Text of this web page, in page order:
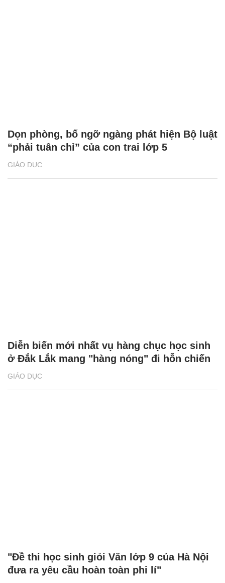
GIÁO DỤC
Dọn phòng, bố ngỡ ngàng phát hiện Bộ luật
“phải tuân chỉ” của con trai lớp 5
GIÁO DỤC
Diễn biến mới nhất vụ hàng chục học sinh
ở Đắk Lắk mang "hàng nóng" đi hỗn chiến
"Đề thi học sinh giỏi Văn lớp 9 của Hà Nội
đưa ra yêu cầu hoàn toàn phi lí"